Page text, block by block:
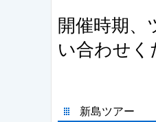
開催時期、
い合わせく
新島ツアー